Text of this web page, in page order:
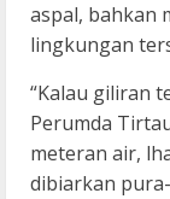
aspal, bahkan
lingkungan
“Kalau giliran
Perumda
meteran air,
dibiarkan